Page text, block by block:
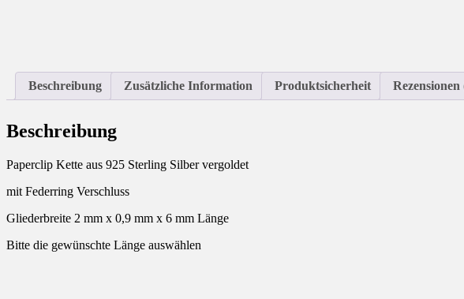
Beschreibung Zusätzliche Information Produktsicherheit Rezensionen
Beschreibung
Paperclip Kette aus 925 Sterling Silber vergoldet
mit Federring Verschluss
Gliederbreite 2 mm x 0,9 mm x 6 mm Länge
Bitte die gewünschte Länge auswählen